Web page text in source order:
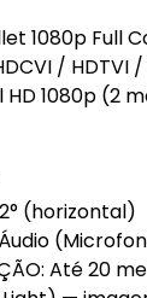
1080p Full
/ HDTVI
HD 1080p (2
(horizontal)
Até 20